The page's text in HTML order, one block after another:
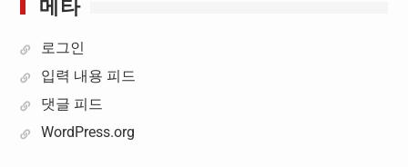
로그인
입력 내용 피드
댓글 피드
WordPress.org